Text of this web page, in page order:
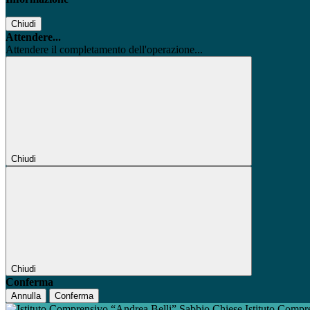
Chiudi
Attendere...
Attendere il completamento dell'operazione...
Chiudi
Chiudi
Conferma
Annulla Conferma